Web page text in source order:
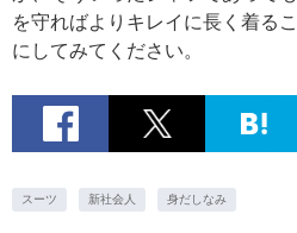
を守ればよりキレイに長く着る
にしてみてください。
スーツ 新社会人 身だしなみ